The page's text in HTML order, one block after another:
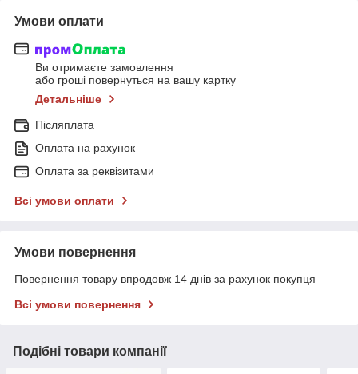
Умови оплати
Ви отримаєте замовлення
або гроші повернуться на вашу картку
Детальніше
Післяплата
Оплата на рахунок
Оплата за реквізитами
Всі умови оплати
Умови повернення
Повернення товару впродовж 14 днів за рахунок покупця
Всі умови повернення
Подібні товари компанії